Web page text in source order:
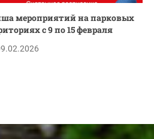
мероприятий на парковых
с 9 по 15 февраля